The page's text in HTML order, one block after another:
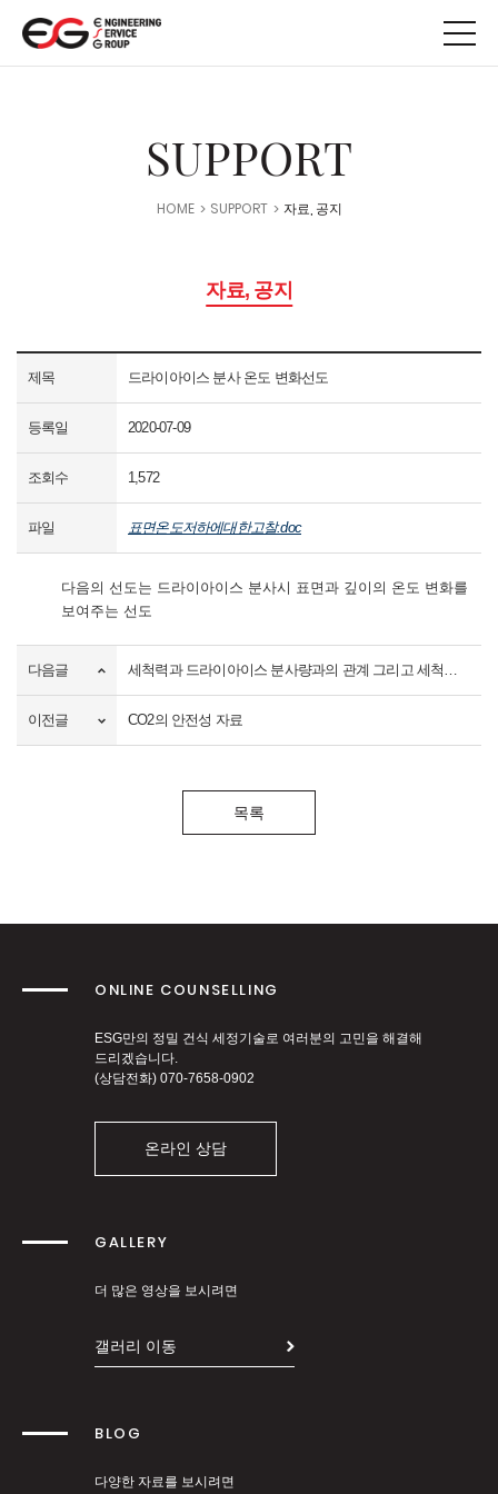
메뉴 바로가기본문 바로가기
SUPPORT
HOME SUPPORT 자료, 공지
자료, 공지
제목 드라이아이스 분사 온도 변화선도
등록일 2020-07-09
조회수 1,572
파일 표면온도저하에대한고찰.doc
다음의 선도는 드라이아이스 분사시 표면과 깊이의 온도 변화를
보여주는 선도
다음글 세척력과 드라이아이스 분사량과의 관계 그리고 세척력을 극대화 하는 방안
이전글 CO2의 안전성 자료
목록
ONLINE COUNSELLING
ESG만의 정밀 건식 세정기술로 여러분의 고민을 해결해
드리겠습니다.
(상담전화) 070-7658-0902
온라인 상담
GALLERY
더 많은 영상을 보시려면
갤러리 이동
BLOG
다양한 자료를 보시려면